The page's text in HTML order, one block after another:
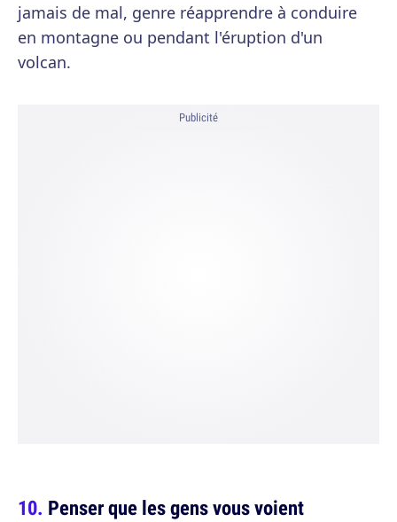
jamais de mal, genre réapprendre à conduire
en montagne ou pendant l'éruption d'un
volcan.
Publicité
Penser que les gens vous voient